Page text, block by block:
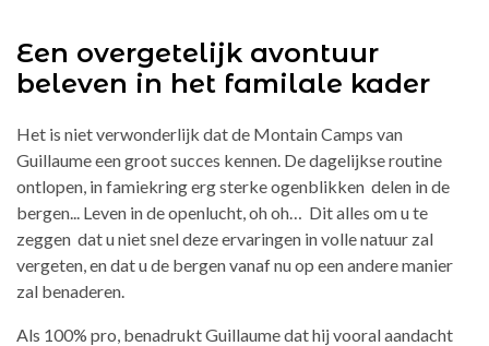
Een overgetelijk avontuur
beleven in het familale kader
Het is niet verwonderlijk dat de Montain Camps van
Guillaume een groot succes kennen. De dagelijkse routine
ontlopen, in famiekring erg sterkeogenblikken delen in de
bergen... Leven in de openlucht, oh oh… Dit alles om u te
zeggen dat u niet snel deze ervaringen in volle natuur zal
vergeten, en dat u de bergen vanaf nu op een andere manier
zal benaderen.
Als 100% pro, benadrukt Guillaume dat hij vooral aandacht